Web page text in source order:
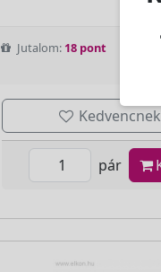
Jutalom: 18 pont
pár